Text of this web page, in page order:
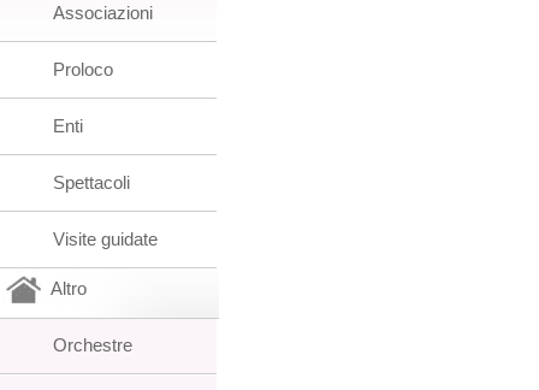
Associazioni
Proloco
Enti
Spettacoli
Visite guidate
Altro
Orchestre